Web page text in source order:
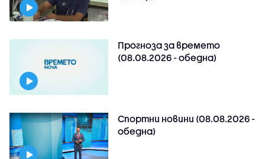
Прогноза за времето
(08.08.2026 - обедна)
Спортни новини (08.08.2026 -
обедна)